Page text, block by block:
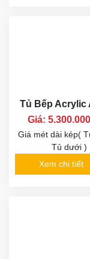
Tủ Bếp Acrylic
Giá:
Giá mét dài kép(
Tủ dưới )
Xem chi tiết